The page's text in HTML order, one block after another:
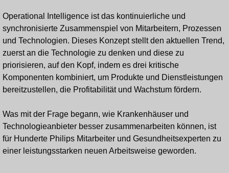
Operational Intelligence ist das kontinuierliche und
synchronisierte Zusammenspiel von Mitarbeitern, Prozessen
und Technologien. Dieses Konzept stellt den aktuellen Trend,
zuerst an die Technologie zu denken und diese zu
priorisieren, auf den Kopf, indem es drei kritische
Komponenten kombiniert, um Produkte und Dienstleistungen
bereitzustellen, die Profitabilität und Wachstum fördern.
Was mit der Frage begann, wie Krankenhäuser und
Technologieanbieter besser zusammenarbeiten können, ist
für Hunderte Philips Mitarbeiter und Gesundheitsexperten zu
einer leistungsstarken neuen Arbeitsweise geworden.